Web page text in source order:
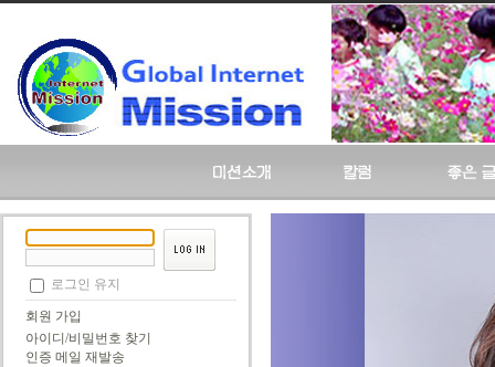
로그인 유지
회원 가입
아이디/비밀번호 찾기
인증 메일 재발송